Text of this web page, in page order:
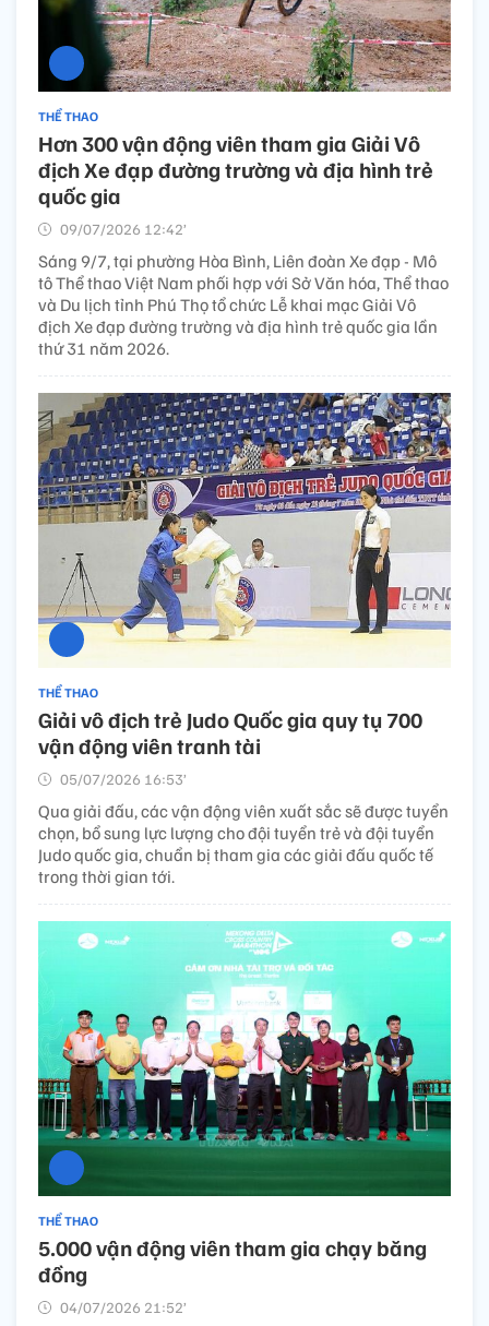
THỂ THAO
Hơn 300 vận động viên tham gia Giải Vô
địch Xe đạp đường trường và địa hình trẻ
quốc gia
09/07/2026 12:42’
Sáng 9/7, tại phường Hòa Bình, Liên đoàn Xe đạp - Mô
tô Thể thao Việt Nam phối hợp với Sở Văn hóa, Thể thao
và Du lịch tỉnh Phú Thọ tổ chức Lễ khai mạc Giải Vô
địch Xe đạp đường trường và địa hình trẻ quốc gia lần
thứ 31 năm 2026.
THỂ THAO
Giải vô địch trẻ Judo Quốc gia quy tụ 700
vận động viên tranh tài
05/07/2026 16:53’
Qua giải đấu, các vận động viên xuất sắc sẽ được tuyển
chọn, bổ sung lực lượng cho đội tuyển trẻ và đội tuyển
Judo quốc gia, chuẩn bị tham gia các giải đấu quốc tế
trong thời gian tới.
THỂ THAO
5.000 vận động viên tham gia chạy băng
đồng
04/07/2026 21:52’